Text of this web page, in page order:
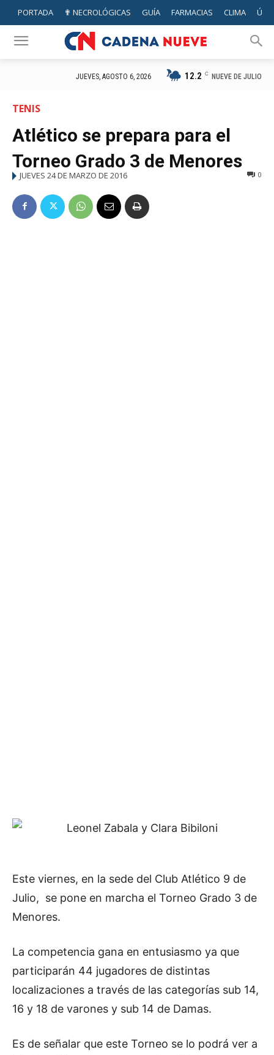
PORTADA ✟ NECROLÓGICAS GUÍA FARMACIAS CLIMA
JUEVES, AGOSTO 6, 2026 12.2 C NUEVE DE JULIO
TENIS
Atlético se prepara para el
Torneo Grado 3 de Menores
JUEVES 24 DE MARZO DE 2016 0
Este viernes, en la sede del Club Atlético 9 de
Julio, se pone en marcha el Torneo Grado 3 de
Menores.
La competencia gana en entusiasmo ya que
participarán 44 jugadores de distintas
localizaciones a través de las categorías sub 14,
16 y 18 de varones y sub 14 de Damas.
Es de señalar que este Torneo se lo podrá ver a